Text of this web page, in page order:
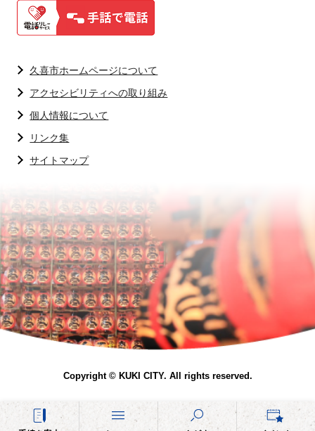
久喜市ホームページについて
アクセシビリティへの取り組み
個人情報について
リンク集
サイトマップ
Copyright © KUKI CITY. All rights reserved.